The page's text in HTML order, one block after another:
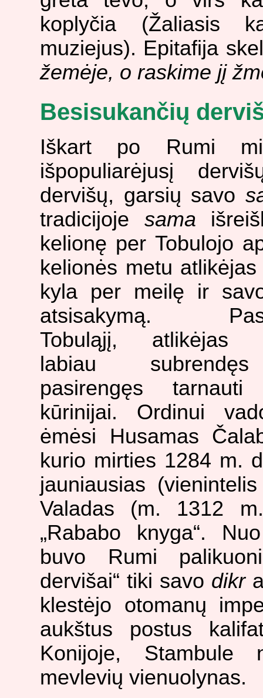
koplyčia (Žaliasis
muziejus). Epitafija
žemėje, o raskime jį
Besisukančių
Iškart po Rumi
išpopuliarėjusį
dervišų, garsių savo
tradicijoje sama
kelionę per Tobulojo
kelionės metu
kyla per meilę ir
atsisakymą.
Tobuląjį, atlikėjas
labiau
pasirengęs tarnauti
kūrinijai. Ordinui
ėmėsi Husamas
kurio mirties 1284 m.
jauniausias
Valadas (m. 1312
„Rababo knyga“.
buvo Rumi
dervišai“ tiki savo dikr
klestėjo otomanų
aukštus postus
Konijoje,
mevlevių vienuolynas.